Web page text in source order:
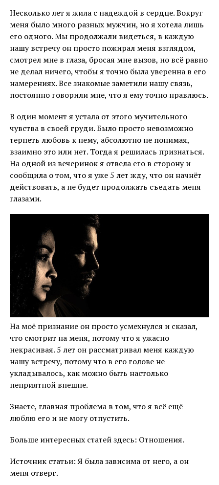
Несколько лет я жила с надеждой в сердце. Вокруг
меня было много разных мужчин, но я хотела лишь
его одного. Мы продолжали видеться, в каждую
нашу встречу он просто пожирал меня взглядом,
смотрел мне в глаза, бросая мне вызов, но всё равно
не делал ничего, чтобы я точно была уверенна в его
намерениях. Все знакомые заметили нашу связь,
постоянно говорили мне, что я ему точно нравлюсь.
В один момент я устала от этого мучительного
чувства в своей груди. Было просто невозможно
терпеть любовь к нему, абсолютно не понимая,
взаимно это или нет. Тогда я решилась признаться.
На одной из вечеринок я отвела его в сторону и
сообщила о том, что я уже 5 лет жду, что он начнёт
действовать, а не будет продолжать съедать меня
глазами.
На моё признание он просто усмехнулся и сказал,
что смотрит на меня, потому что я ужасно
некрасивая. 5 лет он рассматривал меня каждую
нашу встречу, потому что в его голове не
укладывалось, как можно быть настолько
неприятной внешне.
Знаете, главная проблема в том, что я всё ещё
люблю его и не могу отпустить.
Больше интересных статей здесь: Отношения.
Источник статьи: Я была зависима от него, а он
меня отверг.